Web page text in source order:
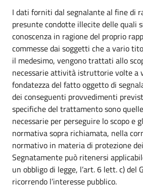
I dati forniti dal segnalante al fine di
presunte condotte illecite delle quali
conoscenza in ragione del proprio
commesse dai soggetti che a vario
il medesimo, vengono trattati allo
necessarie attività istruttorie volte a
fondatezza del fatto oggetto di
dei conseguenti provvedimenti
specifiche del trattamento sono
necessarie per perseguire lo scopo e
normativa sopra richiamata, nella
normativo in materia di protezione
Segnatamente può ritenersi
un obbligo di legge, l’art. 6 lett. c) del
ricorrendo l’interesse pubblico.